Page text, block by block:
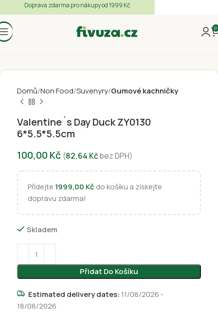
0
Domů Non Food Suvenyry Gumové kachničky
Valentine´s Day Duck ZY0130
6*5.5*5.5cm
100,00 Kč (82,64 Kčbez DPH)
Přidejte 1999,00 Kč do košíku a získejte
dopravu zdarma!
Skladem
Přidat Do Košíku
Estimated delivery dates: 11/08/2026 -
18/08/2026
Doprava zdarma pro nákupy od 1999 Kč